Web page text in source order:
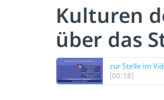
Kulturen
über das
zur Stelle im
(00:18)